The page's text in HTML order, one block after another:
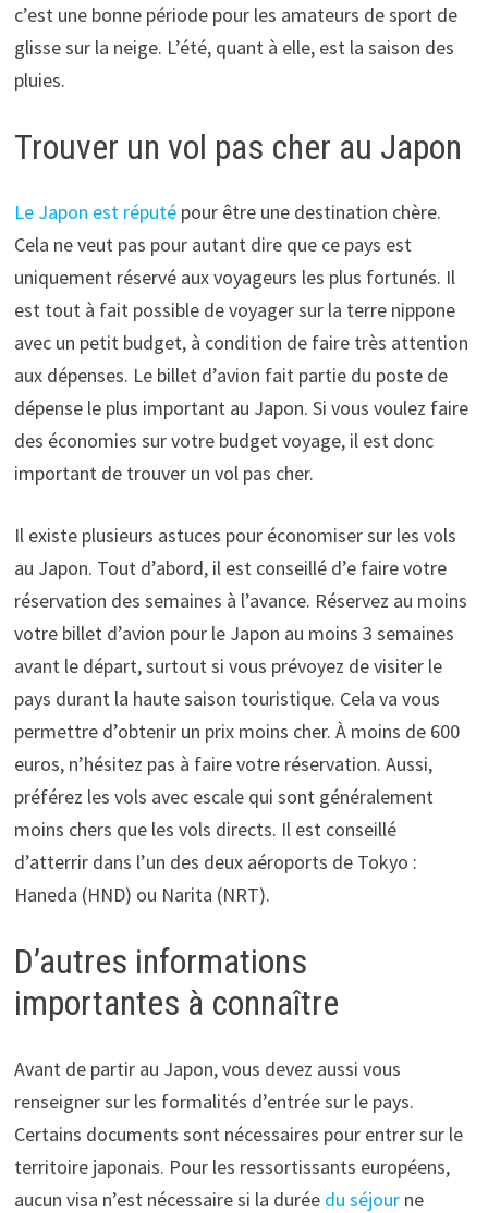
c’est une bonne période pour les amateurs de sport de
glisse sur la neige. L’été, quant à elle, est la saison des
pluies.
Trouver un vol pas cher au Japon
Le Japon est réputépour être une destination chère.
Cela ne veut pas pour autant dire que ce pays est
uniquement réservé aux voyageurs les plus fortunés. Il
est tout à fait possible de voyager sur la terre nippone
avec un petit budget, à condition de faire très attention
aux dépenses. Le billet d’avion fait partie du poste de
dépense le plus important au Japon. Si vous voulez faire
des économies sur votre budget voyage, il est donc
important de trouver un vol pas cher.
Il existe plusieurs astuces pour économiser sur les vols
au Japon. Tout d’abord, il est conseillé d’e faire votre
réservation des semaines à l’avance. Réservez au moins
votre billet d’avion pour le Japon au moins 3 semaines
avant le départ, surtout si vous prévoyez de visiter le
pays durant la haute saison touristique. Cela va vous
permettre d’obtenir un prix moins cher. À moins de 600
euros, n’hésitez pas à faire votre réservation. Aussi,
préférez les vols avec escale qui sont généralement
moins chers que les vols directs. Il est conseillé
d’atterrir dans l’un des deux aéroports de Tokyo :
Haneda (HND) ou Narita (NRT).
D’autres informations
importantes à connaître
Avant de partir au Japon, vous devez aussi vous
renseigner sur les formalités d’entrée sur le pays.
Certains documents sont nécessaires pour entrer sur le
territoire japonais. Pour les ressortissants européens,
aucun visa n’est nécessaire si la durée du séjourne